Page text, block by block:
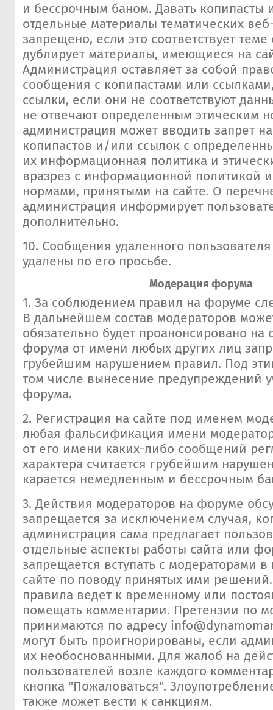
и бессрочным баном. Давать копипасты
отдельные материалы тематических
запрещено, если это соответствует
дублирует материалы, имеющиеся на
Администрация оставляет за собой
сообщения с копипастами или
ссылки, если они не соответствуют
не отвечают определенным этическим
администрация может вводить запрет
копипастов и/или ссылок с
их информационная политика и
вразрез с информационной политикой
нормами, принятыми на сайте. О
администрация информирует
дополнительно.
10. Сообщения удаленного
удалены по его просьбе.
Модерация форума
1. За соблюдением правил на форуме
В дальнейшем состав модераторов
обязательно будет проанонсировано на
форума от имени любых других лиц
грубейшим нарушением правил. Под
том числе вынесение предупреждений
форума.
2. Регистрация на сайте под именем
любая фальсификация имени
от его имени каких-либо сообщений
характера считается грубейшим
карается немедленным и бессрочным
3. Действия модераторов на форуме
запрещается за исключением случая,
администрация сама предлагает
отдельные аспекты работы сайта или
запрещается вступать с модераторами в
сайте по поводу принятых ими
правила ведет к временному или
помещать комментарии. Претензии по
принимаются по адресу
могут быть проигнорированы, если
их необоснованными. Для жалоб на
пользователей возле каждого
кнопка "Пожаловаться".
также может вести к санкциям.